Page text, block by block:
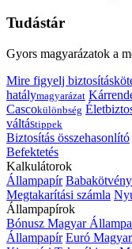
Tudástár
Gyors magyarázatok a
Mire figyelj
hatálymagyarázat
Cascokülönbség
váltástippek
Biztosítás összehasonlító
Befektetés
Kalkulátorok
Állampapír Babakötvény
Megtakarítási számla
Állampapírok
Bónusz Magyar
Állampapír Euró